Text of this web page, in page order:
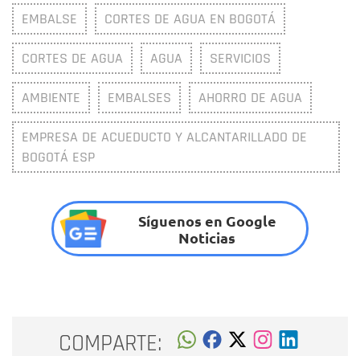
EMBALSE CORTES DE AGUA EN BOGOTÁ
CORTES DE AGUA AGUA SERVICIOS
AMBIENTE EMBALSES AHORRO DE AGUA
EMPRESA DE ACUEDUCTO Y ALCANTARILLADO DE
BOGOTÁ ESP
Síguenos en Google
Noticias
COMPARTE: